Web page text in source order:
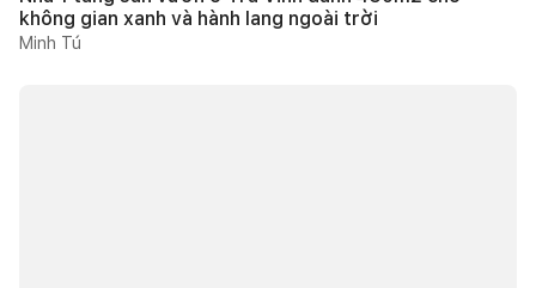
không gian xanh và hành lang ngoài trời
Minh Tú